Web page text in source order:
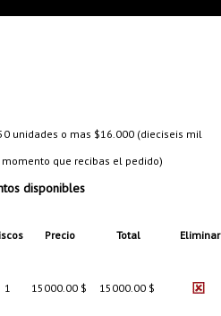
unidades o mas $16.000 (dieciseis mil
que recibas el pedido)
disponibles
Precio Total Eliminar
1 15000.00 $ 15000.00 $